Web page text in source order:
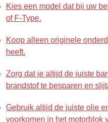
Kies een model dat bij uw
of F-Type.
Koop alleen originele
heeft.
Zorg dat je altijd de juiste
brandstof te besparen en
Gebruik altijd de juiste olie
voorkomen in het motorblok